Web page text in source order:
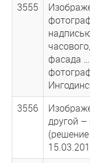
3555
фасада
3556
другой